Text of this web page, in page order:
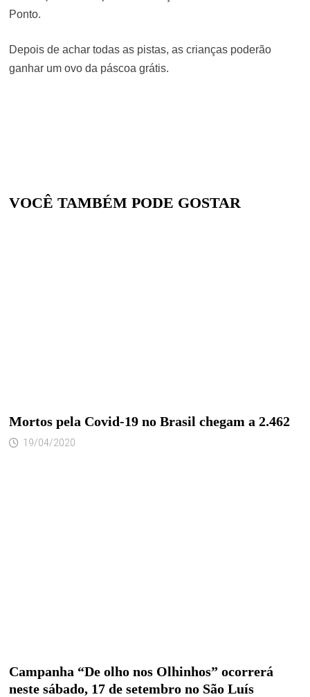
Ponto.
Depois de achar todas as pistas, as crianças poderão
ganhar um ovo da páscoa grátis.
VOCÊ TAMBÉM PODE GOSTAR
Mortos pela Covid-19 no Brasil chegam a 2.462
19/04/2020
Campanha “De olho nos Olhinhos” ocorrerá
neste sábado, 17 de setembro no São Luís